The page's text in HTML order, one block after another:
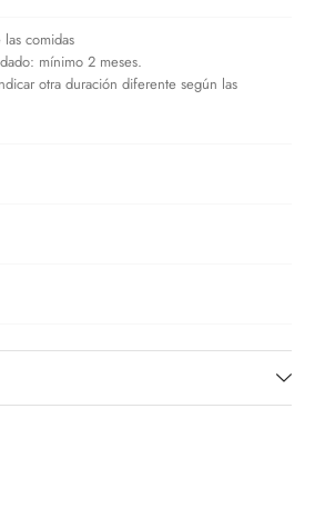
comidas
mínimo 2 meses.
otra duración diferente según las